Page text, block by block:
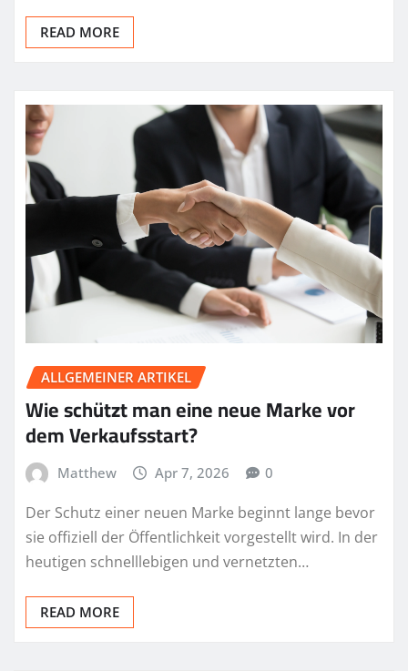
READ MORE
ALLGEMEINER ARTIKEL
Wie schützt man eine neue Marke vor
dem Verkaufsstart?
Matthew Apr 7, 2026 0
Der Schutz einer neuen Marke beginnt lange bevor
sie offiziell der Öffentlichkeit vorgestellt wird. In der
heutigen schnelllebigen und vernetzten…
READ MORE